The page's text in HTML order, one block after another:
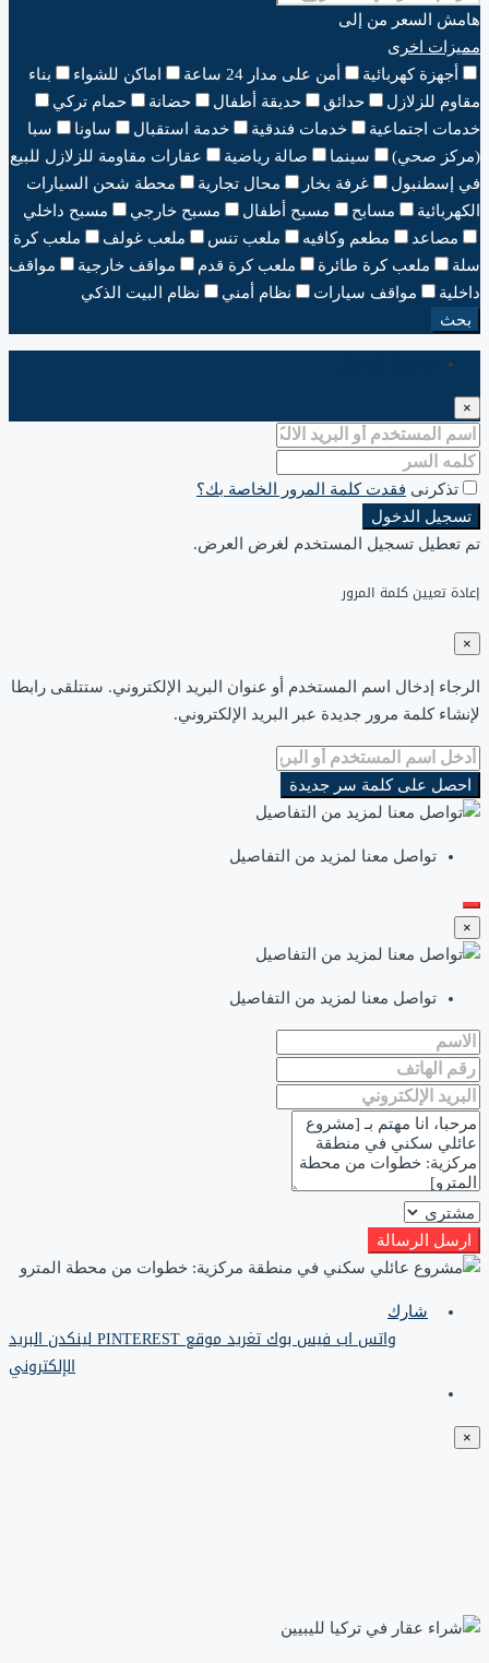
هامش السعر من
إلى
مميزات اخرى
أجهزة كهربائية
أمن على مدار 24 ساعة اماكن للشواء
بناء
مقاوم للزلازل
حدائق حديقة أطفال حضانة
حمام تركي
خدمات اجتماعية
خدمات فندقية خدمة استقبال ساونا
سبا
(مركز صحي)
سينما صالة رياضية
عقارات مقاومة للزلازل للبيع
في إسطنبول
غرفة بخار محال تجارية
محطة شحن السيارات
الكهربائية
مسابح مسبح أطفال مسبح خارجي
مسبح داخلي
مصاعد
مطعم وكافيه ملعب تنس ملعب غولف
ملعب كرة
سلة
ملعب كرة طائرة ملعب كرة قدم مواقف خارجية
مواقف
داخلية
مواقف سيارات نظام أمني
نظام البيت الذكي
بحث
×
تذكرنى فقدت كلمة المرور الخاصة بك؟
تسجيل الدخول
تم تعطيل تسجيل المستخدم لغرض العرض.
إعادة تعيين كلمة المرور
×
الرجاء إدخال اسم المستخدم أو عنوان البريد الإلكتروني. ستتلقى رابطا
لإنشاء كلمة مرور جديدة عبر البريد الإلكتروني.
احصل على كلمة سر جديدة
تواصل معنا لمزيد من التفاصيل
×
تواصل معنا لمزيد من التفاصيل
ارسل الرسالة
شارك
واتس ابفيس بوكتغريدموقع PINTEREST لينكدنالبريد
الإلكتروني
×